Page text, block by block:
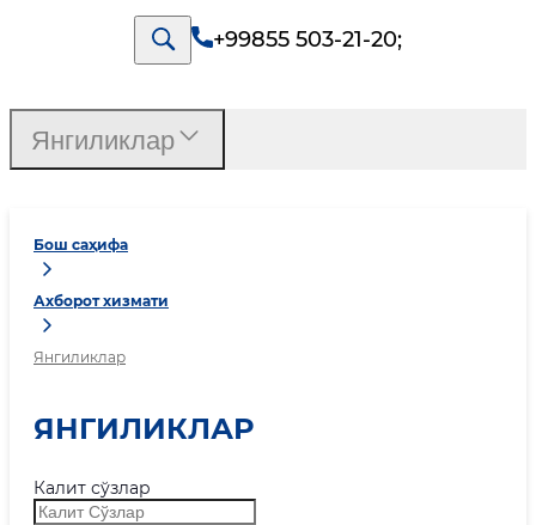
+99855 503-21-20;
Бош саҳифа
Ахборот хизмати
Янгиликлар
ЯНГИЛИКЛАР
Калит сўзлар
Янгиликлар